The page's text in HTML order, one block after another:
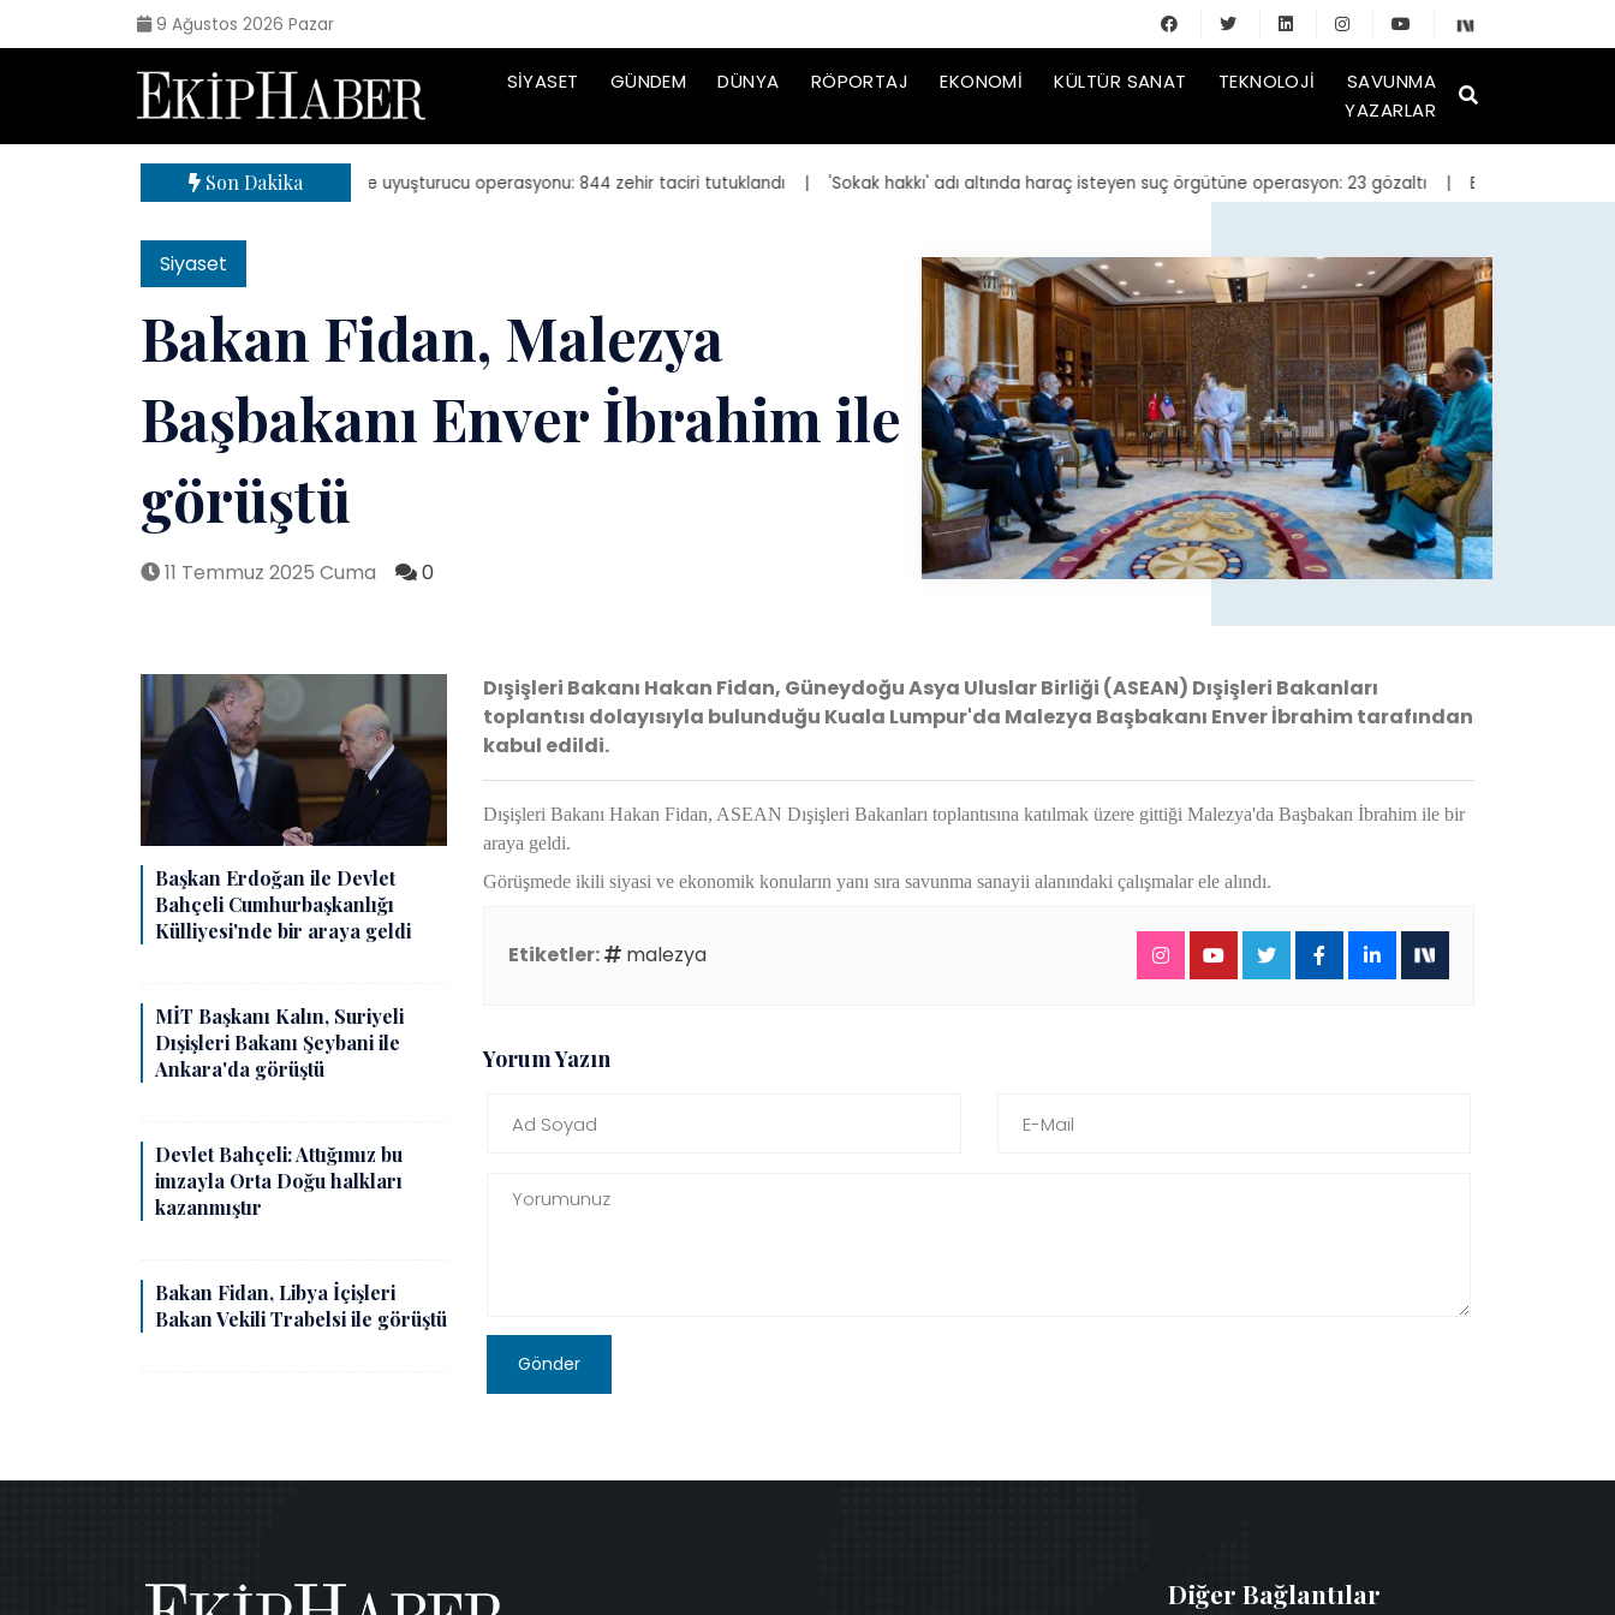
9 Ağustos 2026 Pazar
SIYASET GÜNDEM DÜNYA RÖPORTAJ EKONOMI KÜLTÜR SANAT TEKNOLOJI
SAVUNMA
YAZARLAR
Son Dakika| 71 ilde uyuşturucu operasyonu: 844 zehir taciri tutuklandı | 'Sokak hakkı' adı altında haraç isteyen suç örgütüne operasyon: 23 gözaltı | Bakan Kurum, yeniden
Siyaset
Bakan Fidan, Malezya
Başbakanı Enver İbrahim ile
görüştü
11 Temmuz 2025 Cuma 0
Dışişleri Bakanı Hakan Fidan, Güneydoğu Asya Uluslar Birliği (ASEAN) Dışişleri Bakanları
toplantısı dolayısıyla bulunduğu Kuala Lumpur'da Malezya Başbakanı Enver İbrahim tarafından
kabul edildi.
Dışişleri Bakanı Hakan Fidan, ASEAN Dışişleri Bakanları toplantısına katılmak üzere gittiği Malezya'da Başbakan İbrahim ile bir
araya geldi.
Görüşmede ikili siyasi ve ekonomik konuların yanı sıra savunma sanayii alanındaki çalışmalar ele alındı.
Etiketler: malezya
Yorum Yazın
Gönder
Başkan Erdoğan ile Devlet
Bahçeli Cumhurbaşkanlığı
Külliyesi'nde bir araya geldi
MİT Başkanı Kalın, Suriyeli
Dışişleri Bakanı Şeybani ile
Ankara'da görüştü
Devlet Bahçeli: Attığımız bu
imzayla Orta Doğu halkları
kazanmıştır
Bakan Fidan, Libya İçişleri
Bakan Vekili Trabelsi ile görüştü
Diğer Bağlantılar